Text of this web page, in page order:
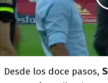
Desde los doce pasos,